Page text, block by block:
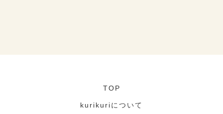
TOP
kurikuriについて